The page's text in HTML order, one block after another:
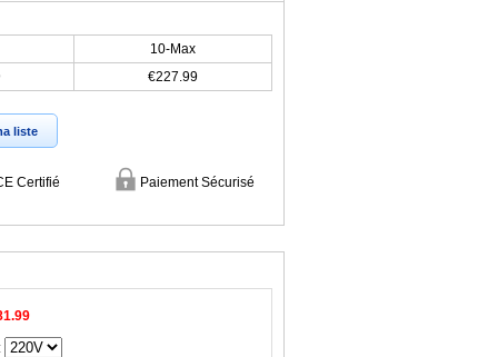
10-Max
€227.99
liste
Certifié Paiement Sécurisé